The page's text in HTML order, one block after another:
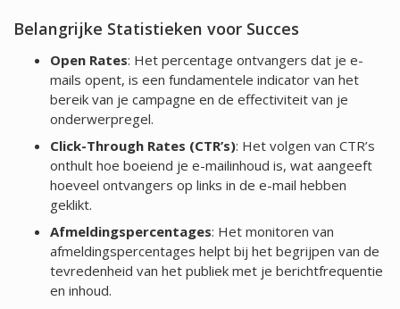
Belangrijke Statistieken voor Succes
Open Rates: Het percentage ontvangers dat je e-
mails opent, is een fundamentele indicator van het
bereik van je campagne en de effectiviteit van je
onderwerpregel.
Click-Through Rates (CTR’s): Het volgen van CTR’s
onthult hoe boeiend je e-mailinhoud is, wat aangeeft
hoeveel ontvangers op links in de e-mail hebben
geklikt.
Afmeldingspercentages: Het monitoren van
afmeldingspercentages helpt bij het begrijpen van de
tevredenheid van het publiek met je berichtfrequentie
en inhoud.